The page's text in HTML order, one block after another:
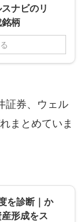
ナビのリ
柄
証券、ウェル
まとめていま
を診断｜か
形成をス